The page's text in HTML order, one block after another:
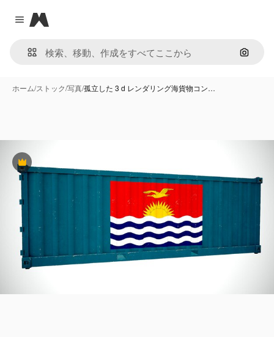
Close menu
Magnific
画像で
ホーム/ストック/写真/孤立した 3 d レンダリング海貨物コン…
Premium